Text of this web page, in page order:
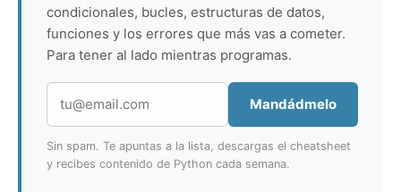
condicionales, bucles, estructuras de datos,
funciones y los errores que más vas a cometer.
Para tener al lado mientras programas.
Mandádmelo
Sin spam. Te apuntas a la lista, descargas el cheatsheet
y recibes contenido de Python cada semana.